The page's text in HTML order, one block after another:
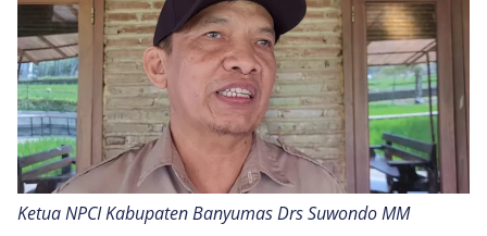
Ketua NPCI Kabupaten Banyumas Drs Suwondo MM